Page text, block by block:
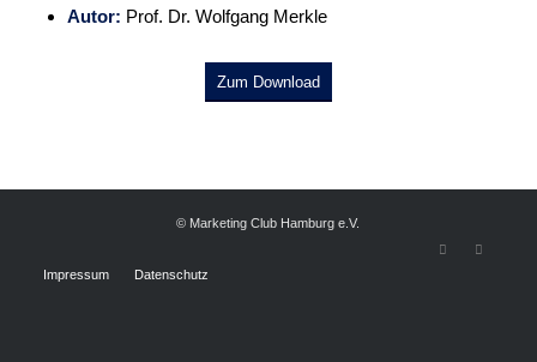
Autor: Prof. Dr. Wolfgang Merkle
Zum Download
© Marketing Club Hamburg e.V.
Impressum Datenschutz